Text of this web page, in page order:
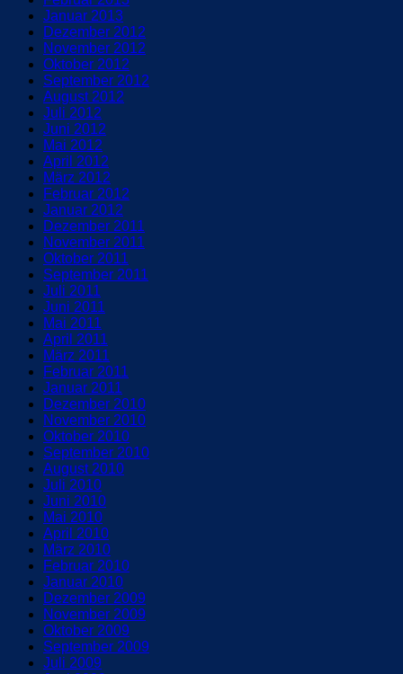
Januar 2013
Dezember 2012
November 2012
Oktober 2012
September 2012
August 2012
Juli 2012
Juni 2012
Mai 2012
April 2012
März 2012
Februar 2012
Januar 2012
Dezember 2011
November 2011
Oktober 2011
September 2011
Juli 2011
Juni 2011
Mai 2011
April 2011
März 2011
Februar 2011
Januar 2011
Dezember 2010
November 2010
Oktober 2010
September 2010
August 2010
Juli 2010
Juni 2010
Mai 2010
April 2010
März 2010
Februar 2010
Januar 2010
Dezember 2009
November 2009
Oktober 2009
September 2009
Juli 2009